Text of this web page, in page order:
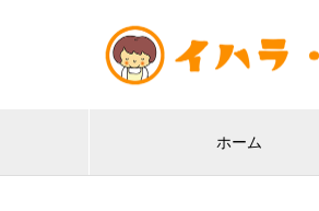
ホーム